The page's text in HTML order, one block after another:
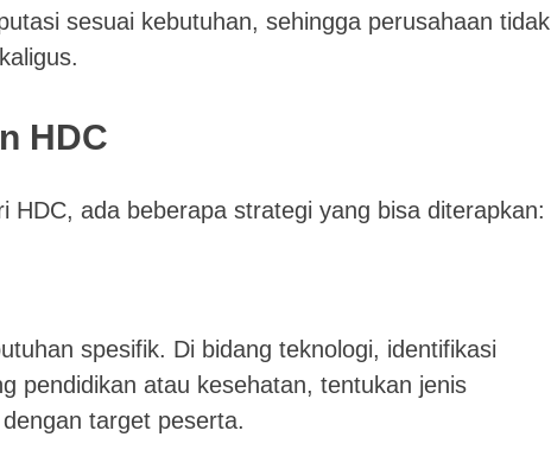
sesuai kebutuhan, sehingga perusahaan tidak
HDC
ada beberapa strategi yang bisa diterapkan:
spesifik. Di bidang teknologi, identifikasi
pendidikan atau kesehatan, tentukan jenis
target peserta.